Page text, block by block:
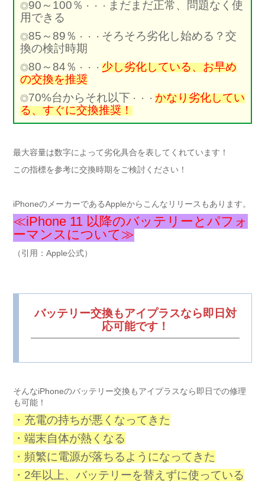
◎90～100％ ・・・
まだまだ正常、問題なく使
用できる
◎85～89％ ・・・ そろそろ劣化し始める？交
換の検討時期
◎80～84％ ・・・ 少し劣化している、お早め
の交換を推奨
◎70%台からそれ以下 ・・・ かなり劣化してい
る、すぐに交換推奨！
最大容量は数字によって劣化具合を表してくれています！
この指標を参考に交換時期をご検討ください！
iPhoneのメーカーであるAppleからこんなリリースもあります。
≪iPhone 11 以降のバッテリーとパフォ
ーマンスについて≫
（引用：Apple公式）
バッテリー交換もアイプラスなら即日対
応可能です！
そんなiPhoneのバッテリー交換もアイプラスなら即日での修理
も可能！
・充電の持ちが悪くなってきた
・端末自体が熱くなる
・頻繁に電源が落ちるようになってきた
・2年以上、バッテリーを替えずに使っている